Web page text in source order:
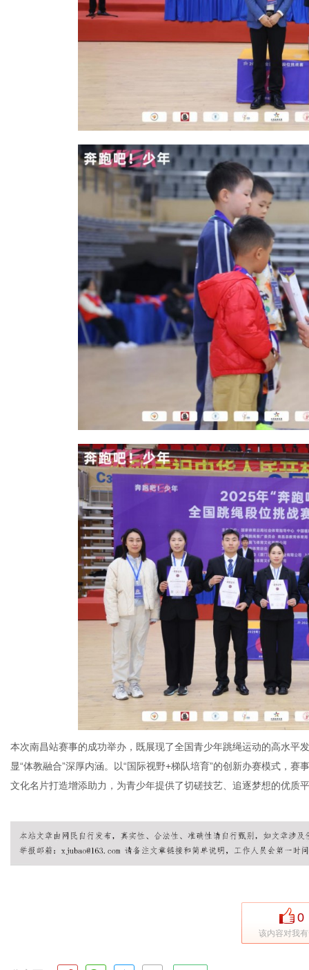
本次南昌站赛事的成功举办，既展现了全国青少年跳绳运动的高水平
显“体教融合”深厚内涵。以“国际视野+梯队培育”的创新办赛模式，
文化名片打造增添助力，为青少年提供了切磋技艺、追逐梦想的优质
0
该内容对我